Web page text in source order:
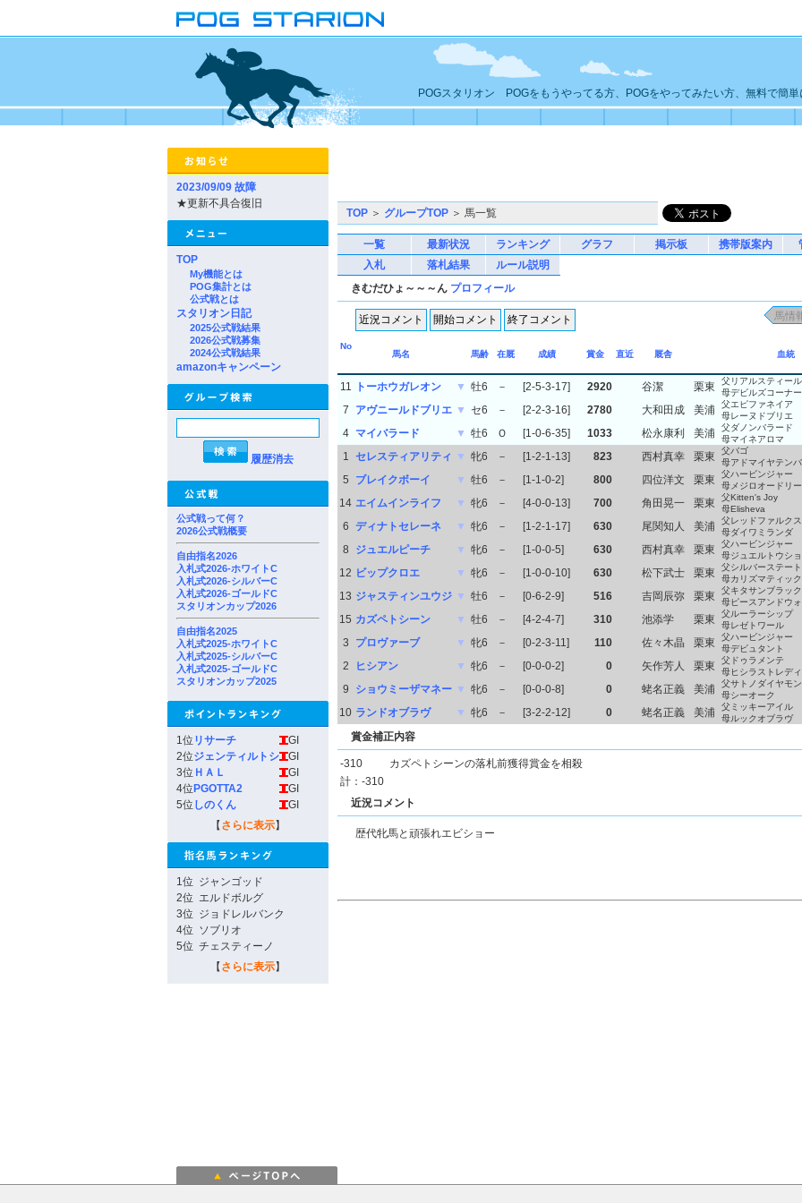
POGスタリオン POGをもうやってる方、POGをやってみたい方、無料で簡単
2023/09/09 故障
★更新不具合復旧
TOP
My機能とは
POG集計とは
公式戦とは
スタリオン日記
2025公式戦結果
2026公式戦募集
2024公式戦結果
amazonキャンペーン
履歴消去
公式戦って何？
2026公式戦概要
自由指名2026
入札式2026-ホワイトC
入札式2026-シルバーC
入札式2026-ゴールドC
スタリオンカップ2026
自由指名2025
入札式2025-ホワイトC
入札式2025-シルバーC
入札式2025-ゴールドC
スタリオンカップ2025
1位 リサーチ
GI
2位ジェンティルトシ
GI
3位 ＨＡＬ
GI
4位 PGOTTA2
GI
5位 しのくん
GI
【 さらに表示】
1位 ジャンゴッド
2位 エルドボルグ
3位 ジョドレルバンク
4位 ソブリオ
5位 チェスティーノ
【 さらに表示】
TOP ＞ グループTOP ＞ 馬一覧
一覧 最新状況 ランキング グラフ 掲示板 携帯版案内
入札
落札結果
ルール説明
きむだひょ～～～ん プロフィール
No
馬名
馬齢 在厩 成績 賞金 直近 厩舎 血統
11 トーホウガレオン ▼ 牡6 － [2-5-3-17] 2920 谷潔 栗東
父リアルスティール
母デビルズコーナー
7 アヴニールドブリエ ▼ セ6 － [2-2-3-16] 2780 大和田成 美浦
父エピファネイア
母レーヌドブリエ
4 マイバラード ▼ 牡6 Ｏ [1-0-6-35] 1033 松永康利 美浦
父ダノンバラード
母マイネアロマ
1 セレスティアリティ ▼ 牝6 － [1-2-1-13] 823 西村真幸 栗東
父バゴ
母アドマイヤテンバ
5 ブレイクボーイ ▼ 牡6 － [1-1-0-2] 800 四位洋文 栗東
父ハービンジャー
母メジロオードリー
14 エイムインライフ ▼ 牝6 － [4-0-0-13] 700 角田晃一 栗東
父Kitten's Joy
母Elisheva
6 ディナトセレーネ ▼ 牝6 － [1-2-1-17] 630 尾関知人 美浦
父レッドファルクス
母ダイワミランダ
8 ジュエルピーチ ▼ 牝6 － [1-0-0-5] 630 西村真幸 栗東
父ハービンジャー
母ジュエルトウシ
12 ビップクロエ ▼ 牝6 － [1-0-0-10] 630 松下武士 栗東
父シルバーステート
母カリズマティッ
13 ジャスティンユウジ ▼ 牡6 － [0-6-2-9] 516 吉岡辰弥 栗東
父キタサンブラック
母ピースアンドウ
15 カズペトシーン ▼ 牡6 － [4-2-4-7] 310 池添学 栗東
父ルーラーシップ
母レゼトワール
3 プロヴァーブ ▼ 牝6 － [0-2-3-11] 110 佐々木晶 栗東
父ハービンジャー
母デビュタント
2 ヒシアン ▼ 牝6 － [0-0-0-2] 0 矢作芳人 栗東
父ドゥラメンテ
母ヒシラストレディ
9 ショウミーザマネー ▼ 牝6 － [0-0-0-8] 0 蛯名正義 美浦
父サトノダイヤモ
母シーオーク
10 ランドオブラヴ ▼ 牝6 － [3-2-2-12] 0 蛯名正義 美浦
父ミッキーアイル
母ルックオブラヴ
賞金補正内容
-310
カズペトシーンの落札前獲得賞金を相殺
計：-310
近況コメント
歴代牝馬と頑張れエビショー